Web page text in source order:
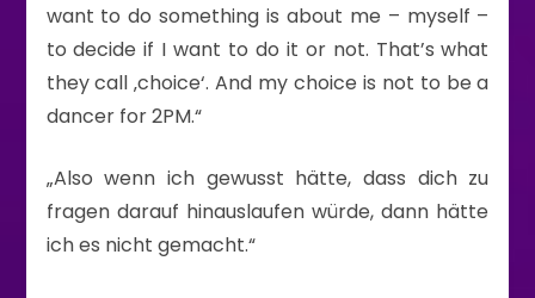
want to do something is about me – myself –
to decide if I want to do it or not. That’s what
they call ‚choice‘. And my choice is not to be a
dancer for 2PM.“
„Also wenn ich gewusst hätte, dass dich zu
fragen darauf hinauslaufen würde, dann hätte
ich es nicht gemacht.“